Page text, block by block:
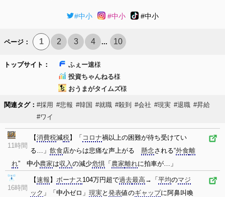
#中小 #中小 #中小
ページ： 1 2 3 4 ... 10
トップサイト： ふぇー速様
投資ちゃんねる様
おうまがタイムズ様
関連タグ： #採用 #悲報 #韓国 #就職 #殺到 #会社 #現実 #退職 #昇給
#ワイ
11時間
【消費税減税】「 コロナ禍以上の困難が待ち受けてい
る…」 飲食店からは悲痛な声上がる 懸念される“外食離
れ” 中小農家は収入の減少危惧 「 農家離れに拍車が…」
16時間
【速報 】 ボーナス104万円超で過去最高→「 平均のマジ
ック 」「 中小ゼロ」 現実と 発表値のギャップに阿鼻叫喚